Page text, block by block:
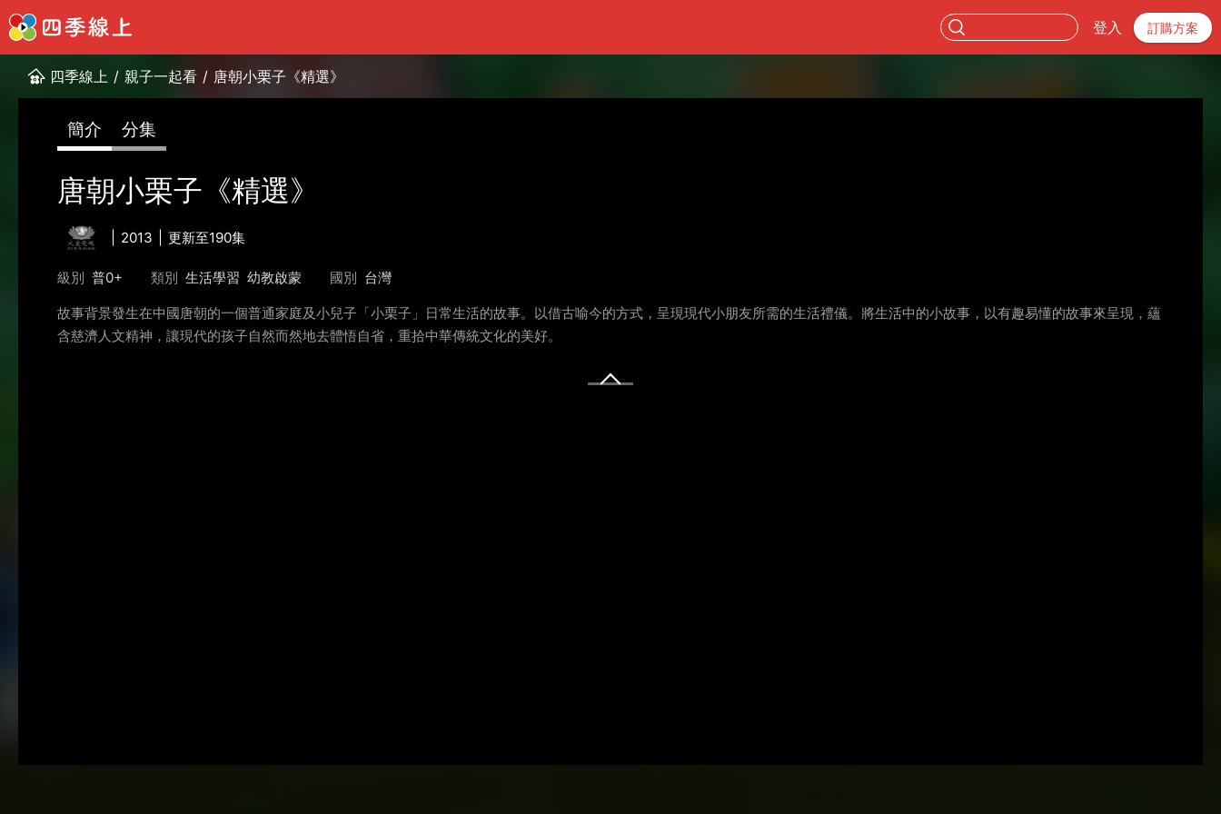
登入 訂購方案
四季線上 / 親子一起看 / 唐朝小栗子《精選》
簡介 分集
唐朝小栗子《精選》
2013 更新至190集
級別 普0+ 類別 生活學習 幼教啟蒙 國別 台灣
故事背景發生在中國唐朝的一個普通家庭及小兒子「小栗子」日常生活的故事。以借古喻今的方式，呈現現代小朋友所需的生活禮儀。將生活中的小故事，以有趣易懂的故事來呈現，蘊
含慈濟人文精神，讓現代的孩子自然而然地去體悟自省，重拾中華傳統文化的美好。